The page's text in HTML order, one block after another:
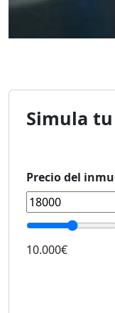
Simula
Precio del
10.000€